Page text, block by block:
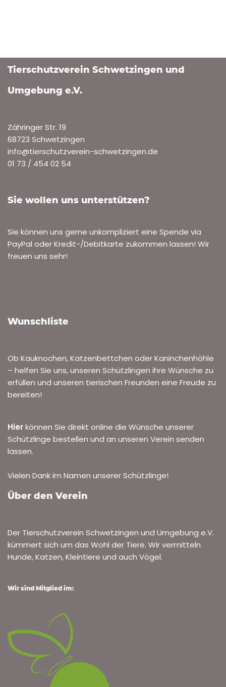
Tierschutzverein Schwetzingen und
Umgebung e.V.
Zähringer Str. 19
68723 Schwetzingen
info@tierschutzverein-schwetzingen.de
01 73 / 454 02 54
Sie wollen uns unterstützen?
Sie können uns gerne unkompliziert eine Spende via
PayPal oder Kredit-/Debitkarte zukommen lassen! Wir
freuen uns sehr!
Wunschliste
Ob Kauknochen, Katzenbettchen oder Kaninchenhöhle
– helfen Sie uns, unseren Schützlingen ihre Wünsche zu
erfüllen und unseren tierischen Freunden eine Freude zu
bereiten!
Hierkönnen Sie direkt online die Wünsche unserer
Schützlinge bestellen und an unseren Verein senden
lassen.
Vielen Dank im Namen unserer Schützlinge!
Über den Verein
Der Tierschutzverein Schwetzingen und Umgebung e.V.
kümmert sich um das Wohl der Tiere. Wir vermitteln
Hunde, Katzen, Kleintiere und auch Vögel.
Wir sind Mitglied im: